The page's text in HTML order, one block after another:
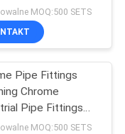
116
rur
2,5 mm
MOQ:500 SETS
Pipe Fittings
Chrome
Pipe Fittings
MOQ:500 SETS